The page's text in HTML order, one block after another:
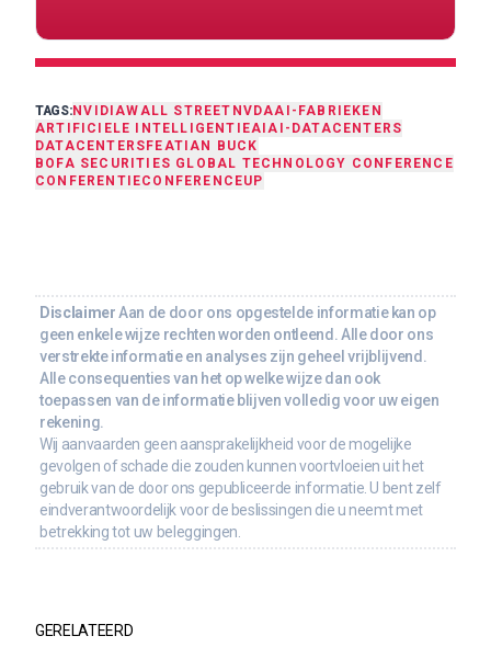
TAGS:NVIDIAWALL STREET NVDAAI-FABRIEKEN
ARTIFICIELE INTELLIGENTIEAIAI-DATACENTERS
DATACENTERS FEAT IAN BUCK
BOFA SECURITIES GLOBAL TECHNOLOGY CONFERENCE
CONFERENTIECONFERENCEUP
Disclaimer Aan de door ons opgestelde informatie kan op
geen enkele wijze rechten worden ontleend. Alle door ons
verstrekte informatie en analyses zijn geheel vrijblijvend.
Alle consequenties van het op welke wijze dan ook
toepassen van de informatie blijven volledig voor uw eigen
rekening.
Wij aanvaarden geen aansprakelijkheid voor de mogelijke
gevolgen of schade die zouden kunnen voortvloeien uit het
gebruik van de door ons gepubliceerde informatie. U bent zelf
eindverantwoordelijk voor de beslissingen die u neemt met
betrekking tot uw beleggingen.
GERELATEERD